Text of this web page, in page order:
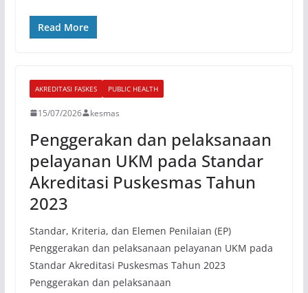
Read More
AKREDITASI FASKES PUBLIC HEALTH
15/07/2026 kesmas
Penggerakan dan pelaksanaan
pelayanan UKM pada Standar
Akreditasi Puskesmas Tahun
2023
Standar, Kriteria, dan Elemen Penilaian (EP)
Penggerakan dan pelaksanaan pelayanan UKM pada
Standar Akreditasi Puskesmas Tahun 2023
Penggerakan dan pelaksanaan